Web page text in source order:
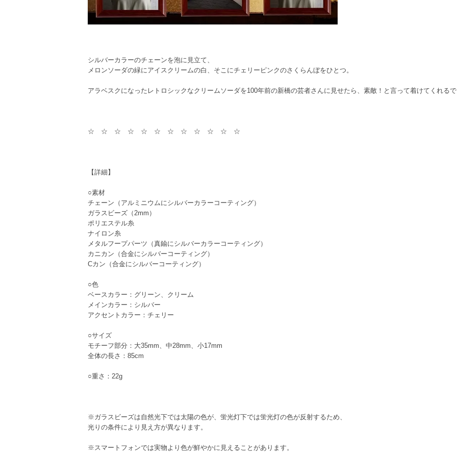
シルバーカラーのチェーンを泡に見立て、
メロンソーダの緑にアイスクリームの白、そこにチェリーピンクのさくらんぼをひとつ。
アラベスクになったレトロシックなクリームソーダを100年前の新橋の芸者さんに見せたら、素敵！と言って着けてくれる
☆ ☆ ☆ ☆ ☆ ☆ ☆ ☆ ☆ ☆ ☆ ☆
【詳細】
○素材
チェーン（アルミニウムにシルバーカラーコーティング）
ガラスビーズ（2mm）
ポリエステル糸
ナイロン糸
メタルフープパーツ（真鍮にシルバーカラーコーティング）
カニカン（合金にシルバーコーティング）
Cカン（合金にシルバーコーティング）
○色
ベースカラー：グリーン、クリーム
メインカラー：シルバー
アクセントカラー：チェリー
○サイズ
モチーフ部分：大35mm、中28mm、小17mm
全体の長さ：85cm
○重さ：22g
※ガラスビーズは自然光下では太陽の色が、蛍光灯下では蛍光灯の色が反射するため、
光りの条件により見え方が異なります。
※スマートフォンでは実物より色が鮮やかに見えることがあります。